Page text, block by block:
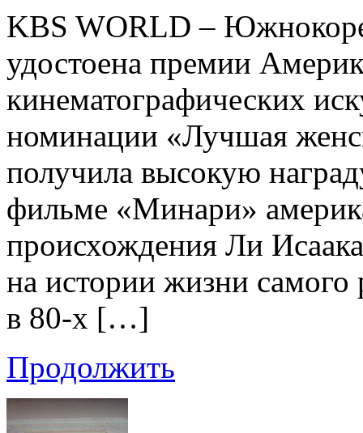
KBS WORLD –
удостоена премии
кинематографических
номинации «Лучшая
получила высокую
фильме «Минари»
происхождения Ли
на истории жизни самого
в 80-х […]
Продолжить